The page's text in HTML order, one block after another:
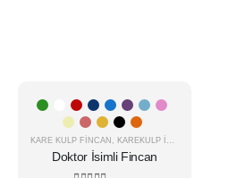
ÇOK SATAN
-16%
Bu
ürünün
KARE KULP FINCAN KAREKULP İSIMLI
Doktor İsimli Fincan